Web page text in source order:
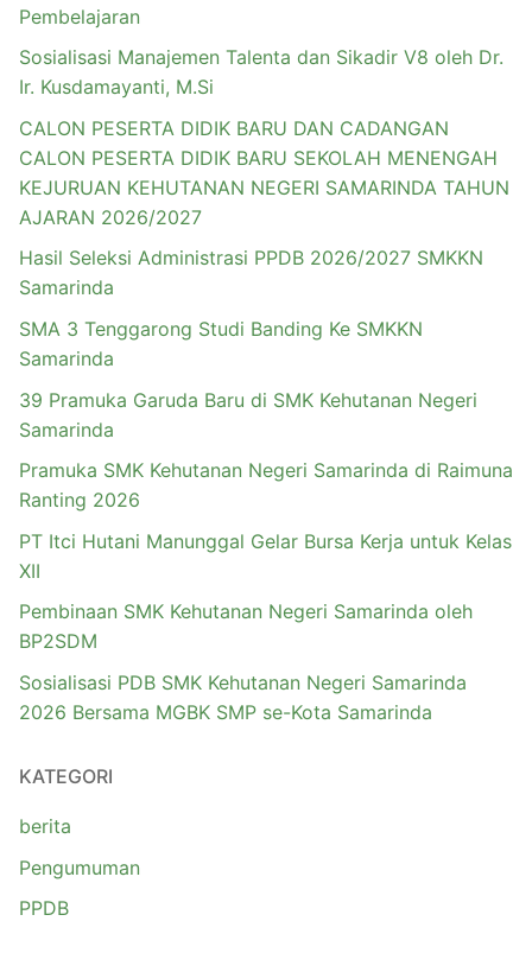
Pembelajaran
Sosialisasi Manajemen Talenta dan Sikadir V8 oleh Dr.
Ir. Kusdamayanti, M.Si
CALON PESERTA DIDIK BARU DAN CADANGAN
CALON PESERTA DIDIK BARU SEKOLAH MENENGAH
KEJURUAN KEHUTANAN NEGERI SAMARINDA TAHUN
AJARAN 2026/2027
Hasil Seleksi Administrasi PPDB 2026/2027 SMKKN
Samarinda
SMA 3 Tenggarong Studi Banding Ke SMKKN
Samarinda
39 Pramuka Garuda Baru di SMK Kehutanan Negeri
Samarinda
Pramuka SMK Kehutanan Negeri Samarinda di Raimuna
Ranting 2026
PT Itci Hutani Manunggal Gelar Bursa Kerja untuk Kelas
XII
Pembinaan SMK Kehutanan Negeri Samarinda oleh
BP2SDM
Sosialisasi PDB SMK Kehutanan Negeri Samarinda
2026 Bersama MGBK SMP se-Kota Samarinda
KATEGORI
berita
Pengumuman
PPDB